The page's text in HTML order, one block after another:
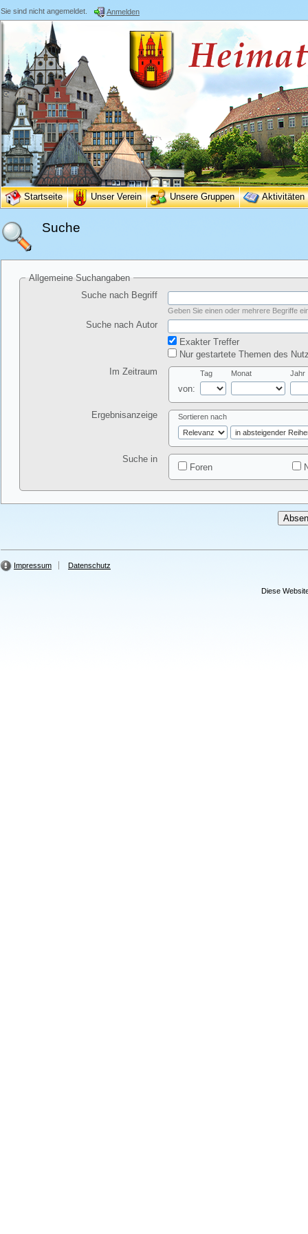
Sie sind nicht angemeldet. Anmelden
Startseite Unser Verein Unsere Gruppen Aktivitäten
Suche
Allgemeine Suchangaben
Suche nach Begriff
Geben Sie einen oder mehrere Begriffe
Suche nach Autor
Exakter Treffer
Nur gestartete Themen des
Im Zeitraum
von:
Tag Monat Jahr
Ergebnisanzeige Sortieren nach
Suche in
Foren
Impressum Datenschutz
Diese